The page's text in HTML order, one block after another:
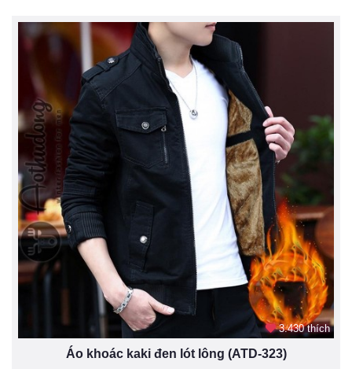
3.430 thích
Áo khoác kaki đen lót lông (ATD-323)